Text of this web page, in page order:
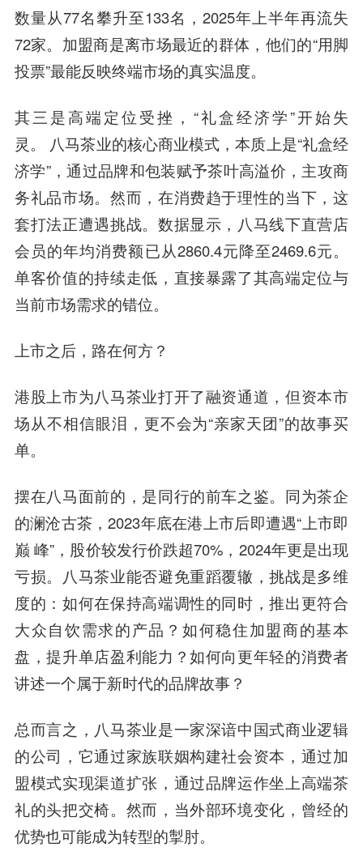
数量从77名攀升至133名，2025年上半年再流失
72家。加盟商是离市场最近的群体，他们的“用脚
投票”最能反映终端市场的真实温度。
其三是高端定位受挫，“礼盒经济学”开始失
灵。 八马茶业的核心商业模式，本质上是“礼盒经
济学”，通过品牌和包装赋予茶叶高溢价，主攻商
务礼品市场。然而，在消费趋于理性的当下，这
套打法正遭遇挑战。数据显示，八马线下直营店
会员的年均消费额已从2860.4元降至2469.6元。
单客价值的持续走低，直接暴露了其高端定位与
当前市场需求的错位。
上市之后，路在何方？
港股上市为八马茶业打开了融资通道，但资本市
场从不相信眼泪，更不会为“亲家天团”的故事买
单。
摆在八马面前的，是同行的前车之鉴。同为茶企
的澜沧古茶，2023年底在港上市后即遭遇“上市即
巅 峰”，股价较发行价跌超70%，2024年更是出现
亏损。八马茶业能否避免重蹈覆辙，挑战是多维
度的：如何在保持高端调性的同时，推出更符合
大众自饮需求的产品？如何稳住加盟商的基本
盘，提升单店盈利能力？如何向更年轻的消费者
讲述一个属于新时代的品牌故事？
总而言之，八马茶业是一家深谙中国式商业逻辑
的公司，它通过家族联姻构建社会资本，通过加
盟模式实现渠道扩张，通过品牌运作坐上高端茶
礼的头把交椅。然而，当外部环境变化，曾经的
优势也可能成为转型的掣肘。